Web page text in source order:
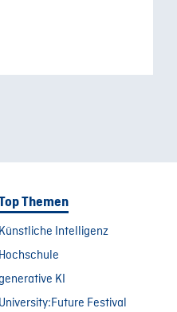
Themen
Künstliche Intelligenz
Hochschule
KI
University:Future Festival